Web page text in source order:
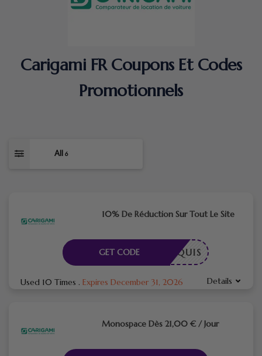
Carigami FR Coupons Et Codes
Promotionnels
All 6
10% De Réduction Sur Tout Le Site
E REQUIS
GET CODE
Used 10 Times . Expires December 31, 2026 Details
Monospace Dès 21,00 € / Jour